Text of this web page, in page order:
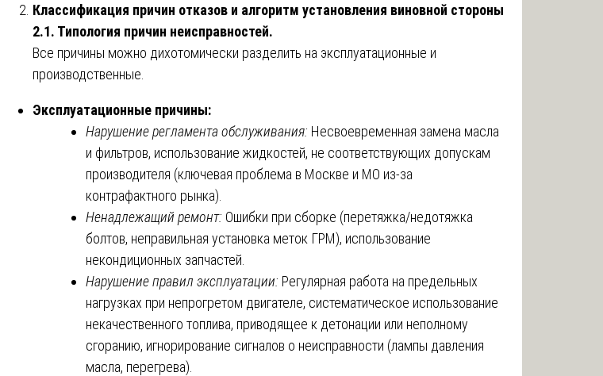
Классификация причин отказов и алгоритм установления виновной стороны
2.1. Типология причин неисправностей.
Все причины можно дихотомически разделить на эксплуатационные и
производственные.
Эксплуатационные причины:
Нарушение регламента обслуживания: Несвоевременная замена масла
и фильтров, использование жидкостей, не соответствующих допускам
производителя (ключевая проблема в Москве и МО из-за
контрафактного рынка).
Ненадлежащий ремонт: Ошибки при сборке (перетяжка/недотяжка
болтов, неправильная установка меток ГРМ), использование
некондиционных запчастей.
Нарушение правил эксплуатации: Регулярная работа на предельных
нагрузках при непрогретом двигателе, систематическое использование
некачественного топлива, приводящее к детонации или неполному
сгоранию, игнорирование сигналов о неисправности (лампы давления
масла, перегрева).